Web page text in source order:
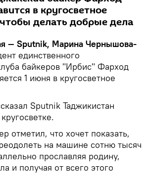
в кругосветное
делать добрые дела
— Sputnik, Марина Чернышова-
единственного
байкеров "Ирбис" Фарход
1 июня в кругосветное
Sputnik Таджикистан
отметил, что хочет показать,
на машине сотню тысяч
прославляя родину,
и получая от всего этого